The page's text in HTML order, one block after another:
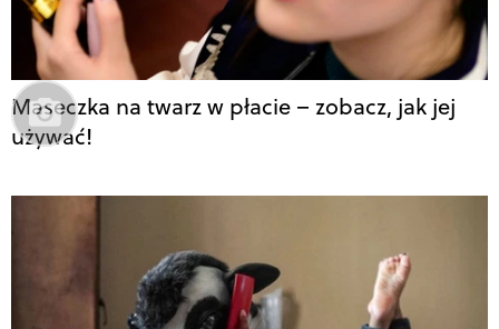
Maseczka na twarz w płacie – zobacz, jak jej
używać!